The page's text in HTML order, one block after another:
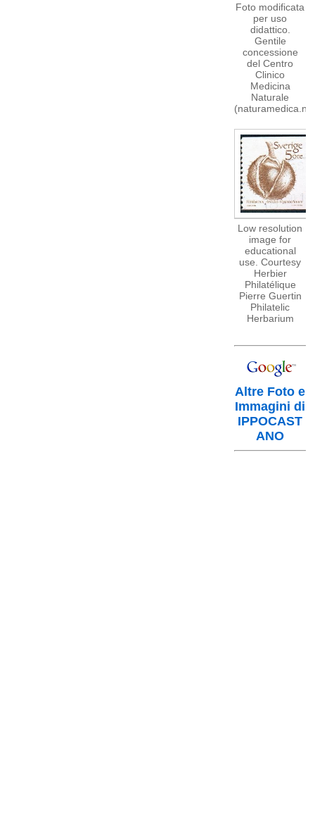
Foto modificata
per uso
didattico.
Gentile
concessione
del Centro
Clinico
Medicina
Naturale
Low resolution
image for
educational
use. Courtesy
Herbier
Philatélique
Pierre Guertin
Philatelic
Herbarium
Altre Foto e
Immagini di
IPPOCAST
ANO